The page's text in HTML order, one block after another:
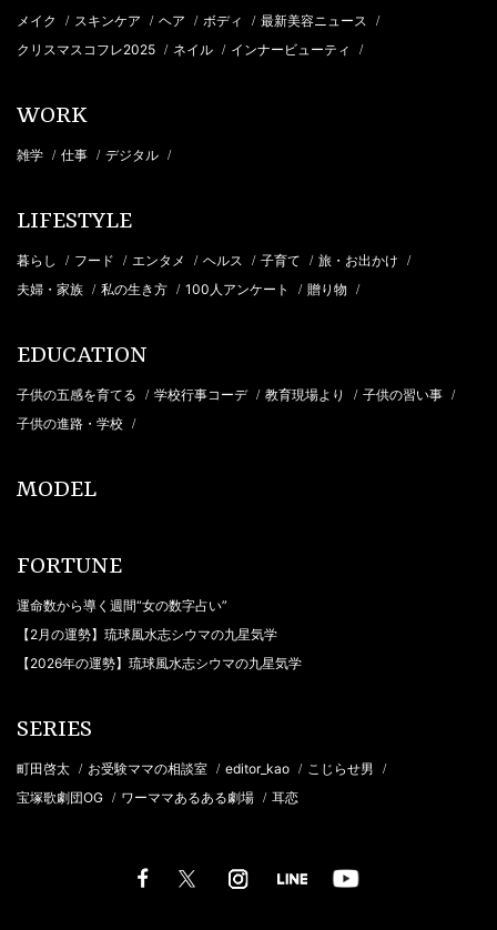
メイク / スキンケア / ヘア / ボディ / 最新美容ニュース /
クリスマスコフレ2025 / ネイル / インナービューティ /
WORK
雑学 / 仕事 / デジタル /
LIFESTYLE
暮らし / フード / エンタメ / ヘルス / 子育て / 旅・お出かけ /
夫婦・家族 / 私の生き方 / 100人アンケート / 贈り物 /
EDUCATION
子供の五感を育てる / 学校行事コーデ / 教育現場より / 子供の習い事 /
子供の進路・学校 /
MODEL
FORTUNE
運命数から導く週間“女の数字占い”
【2月の運勢】琉球風水志シウマの九星気学
【2026年の運勢】琉球風水志シウマの九星気学
SERIES
町田啓太 / お受験ママの相談室 / editor_kao / こじらせ男 /
宝塚歌劇団OG / ワーママあるある劇場 / 耳恋